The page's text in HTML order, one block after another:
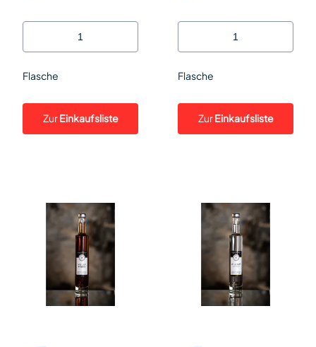
Flasche
ZurEinkaufsliste
Flasche
ZurEinkaufsliste